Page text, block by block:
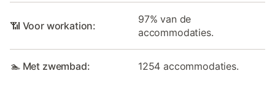
📶 Voor workation:
97% van de
accommodaties.
🏊 Met zwembad: 1254 accommodaties.